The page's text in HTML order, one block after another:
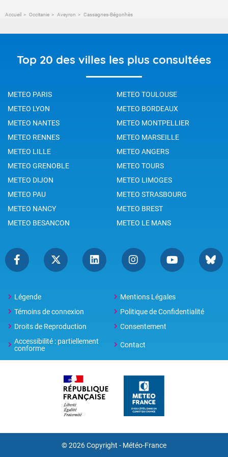
Accueil Occitanie Aveyron Cassagnes-Bégonhès
Top 20 des villes les plus consultées
METEO PARIS
METEO TOULOUSE
METEO LYON
METEO BORDEAUX
METEO NANTES
METEO MONTPELLIER
METEO RENNES
METEO MARSEILLE
METEO LILLE
METEO ANGERS
METEO GRENOBLE
METEO TOURS
METEO DIJON
METEO LIMOGES
METEO PAU
METEO STRASBOURG
METEO NANCY
METEO BREST
METEO BESANCON
METEO LE MANS
Légende
Mentions Légales
Témoins de connexion
Politique de Confidentialité
Droits de Reproduction
Consentement
Accessibilité : partiellement
conforme
Contact
© 2026 Copyright - Météo-France